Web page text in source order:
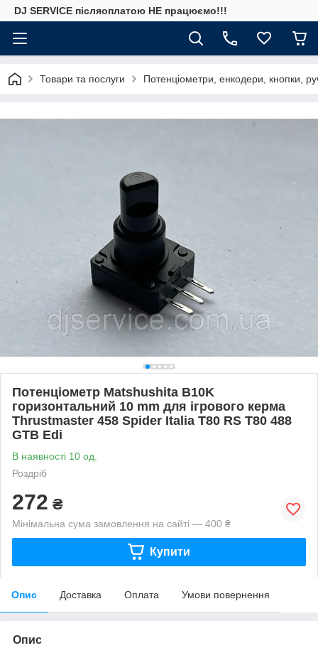
DJ SERVICE пiсляоплатою НЕ працюємо!!!
Товари та послуги Потенціометри, енкодери, кнопки,
Потенціометр Matshushita B10K
горизонтальний 10 mm для ігрового керма
Thrustmaster 458 Spider Italia T80 RS T80 488
GTB Edi
В наявності 10 од.
Роздріб
272 ₴
Мінімальна сума замовлення на сайті — 400 ₴
Купити
Опис Доставка Оплата Умови повернення
Опис